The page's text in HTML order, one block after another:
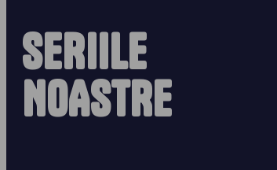
SERIILE
NOASTRE